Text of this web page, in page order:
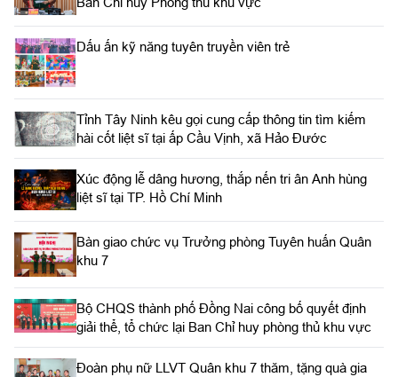
Dấu ấn kỹ năng tuyên truyền viên trẻ
Tỉnh Tây Ninh kêu gọi cung cấp thông tin tìm kiếm
hài cốt liệt sĩ tại ấp Cầu Vịnh, xã Hảo Đước
Xúc động lễ dâng hương, thắp nến tri ân Anh hùng
liệt sĩ tại TP. Hồ Chí Minh
Bàn giao chức vụ Trưởng phòng Tuyên huấn Quân
khu 7
Bộ CHQS thành phố Đồng Nai công bố quyết định
giải thể, tổ chức lại Ban Chỉ huy phòng thủ khu vực
Đoàn phụ nữ LLVT Quân khu 7 thăm, tặng quà gia